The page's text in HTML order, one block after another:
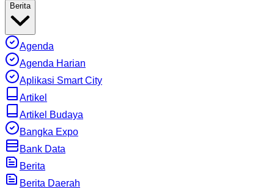
Berita
Agenda
Agenda Harian
Aplikasi Smart City
Artikel
Artikel Budaya
Bangka Expo
Bank Data
Berita
Berita Daerah